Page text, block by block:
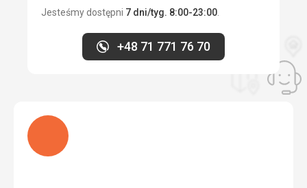
Dobrze
Jesteśmy dostępni 7 dni/tyg. 8:00-23:00
+48 71 771 76 70
Ładuję